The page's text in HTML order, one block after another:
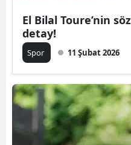
El Bilal Toure’nin
detay!
Spor 11 Şubat 2026